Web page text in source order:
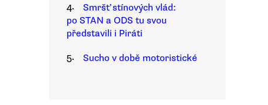
4.
Smršť stínových vlád:
po STAN a ODS tu svou
představili i Piráti
5.
Sucho v době motoristické